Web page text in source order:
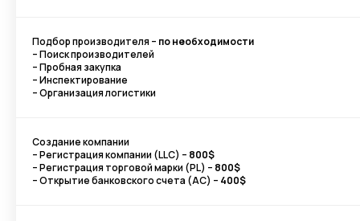
Подбор производителя – по необходимости
– Поиск производителей
– Пробная закупка
– Инспектирование
– Организация логистики
Создание компании
– Регистрация компании (LLC) – 800$
– Регистрация торговой марки (PL) – 800$
– Открытие банковского счета (AC) – 400$